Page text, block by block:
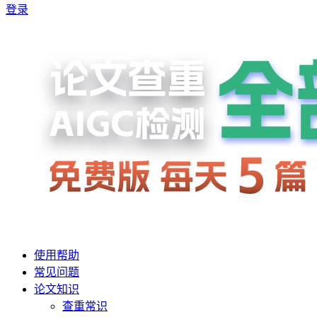
登录
使用帮助
常见问题
论文知识
查重常识